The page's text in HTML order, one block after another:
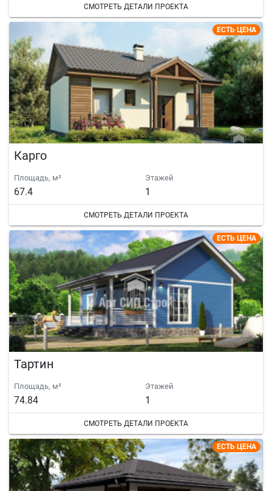
СМОТРЕТЬ ДЕТАЛИ ПРОЕКТА
ЕСТЬ ЦЕНА
Карго
Площадь, м²
67.4
Этажей
1
СМОТРЕТЬ ДЕТАЛИ ПРОЕКТА
ЕСТЬ ЦЕНА
Тартин
Площадь, м²
74.84
Этажей
1
СМОТРЕТЬ ДЕТАЛИ ПРОЕКТА
ЕСТЬ ЦЕНА